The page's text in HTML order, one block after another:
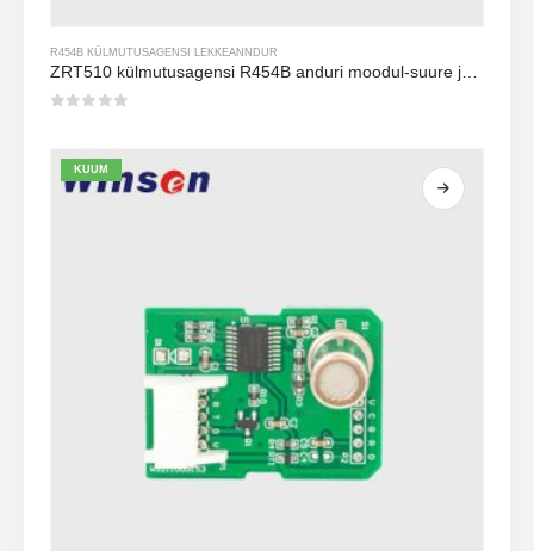
R454B KÜLMUTUSAGENSI LEKKEANNDUR
ZRT510 külmutusagensi R454B anduri moodul-suure jõudlusega NDIR külmutusagensi andur
KUUM